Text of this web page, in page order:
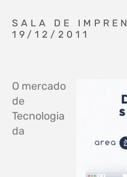
SALA DE
19/12/2011
O mercado
de
Tecnologia
da